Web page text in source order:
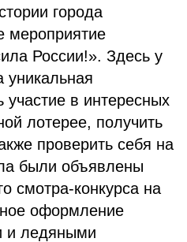
города
мероприятие
России!». Здесь у
уникальная
участие в интересных
лотерее, получить
проверить себя на
были объявлены
смотра-конкурса на
оформление
и ледяными